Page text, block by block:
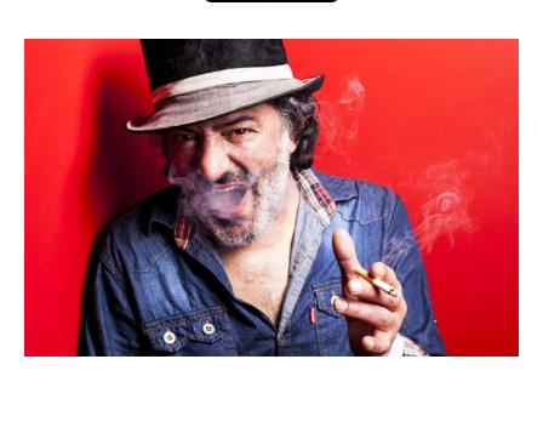
عالم المرأة
فن وثقافة
أخبار مصر
أخبار عربية
أخبار النجوم
أخبار العالم